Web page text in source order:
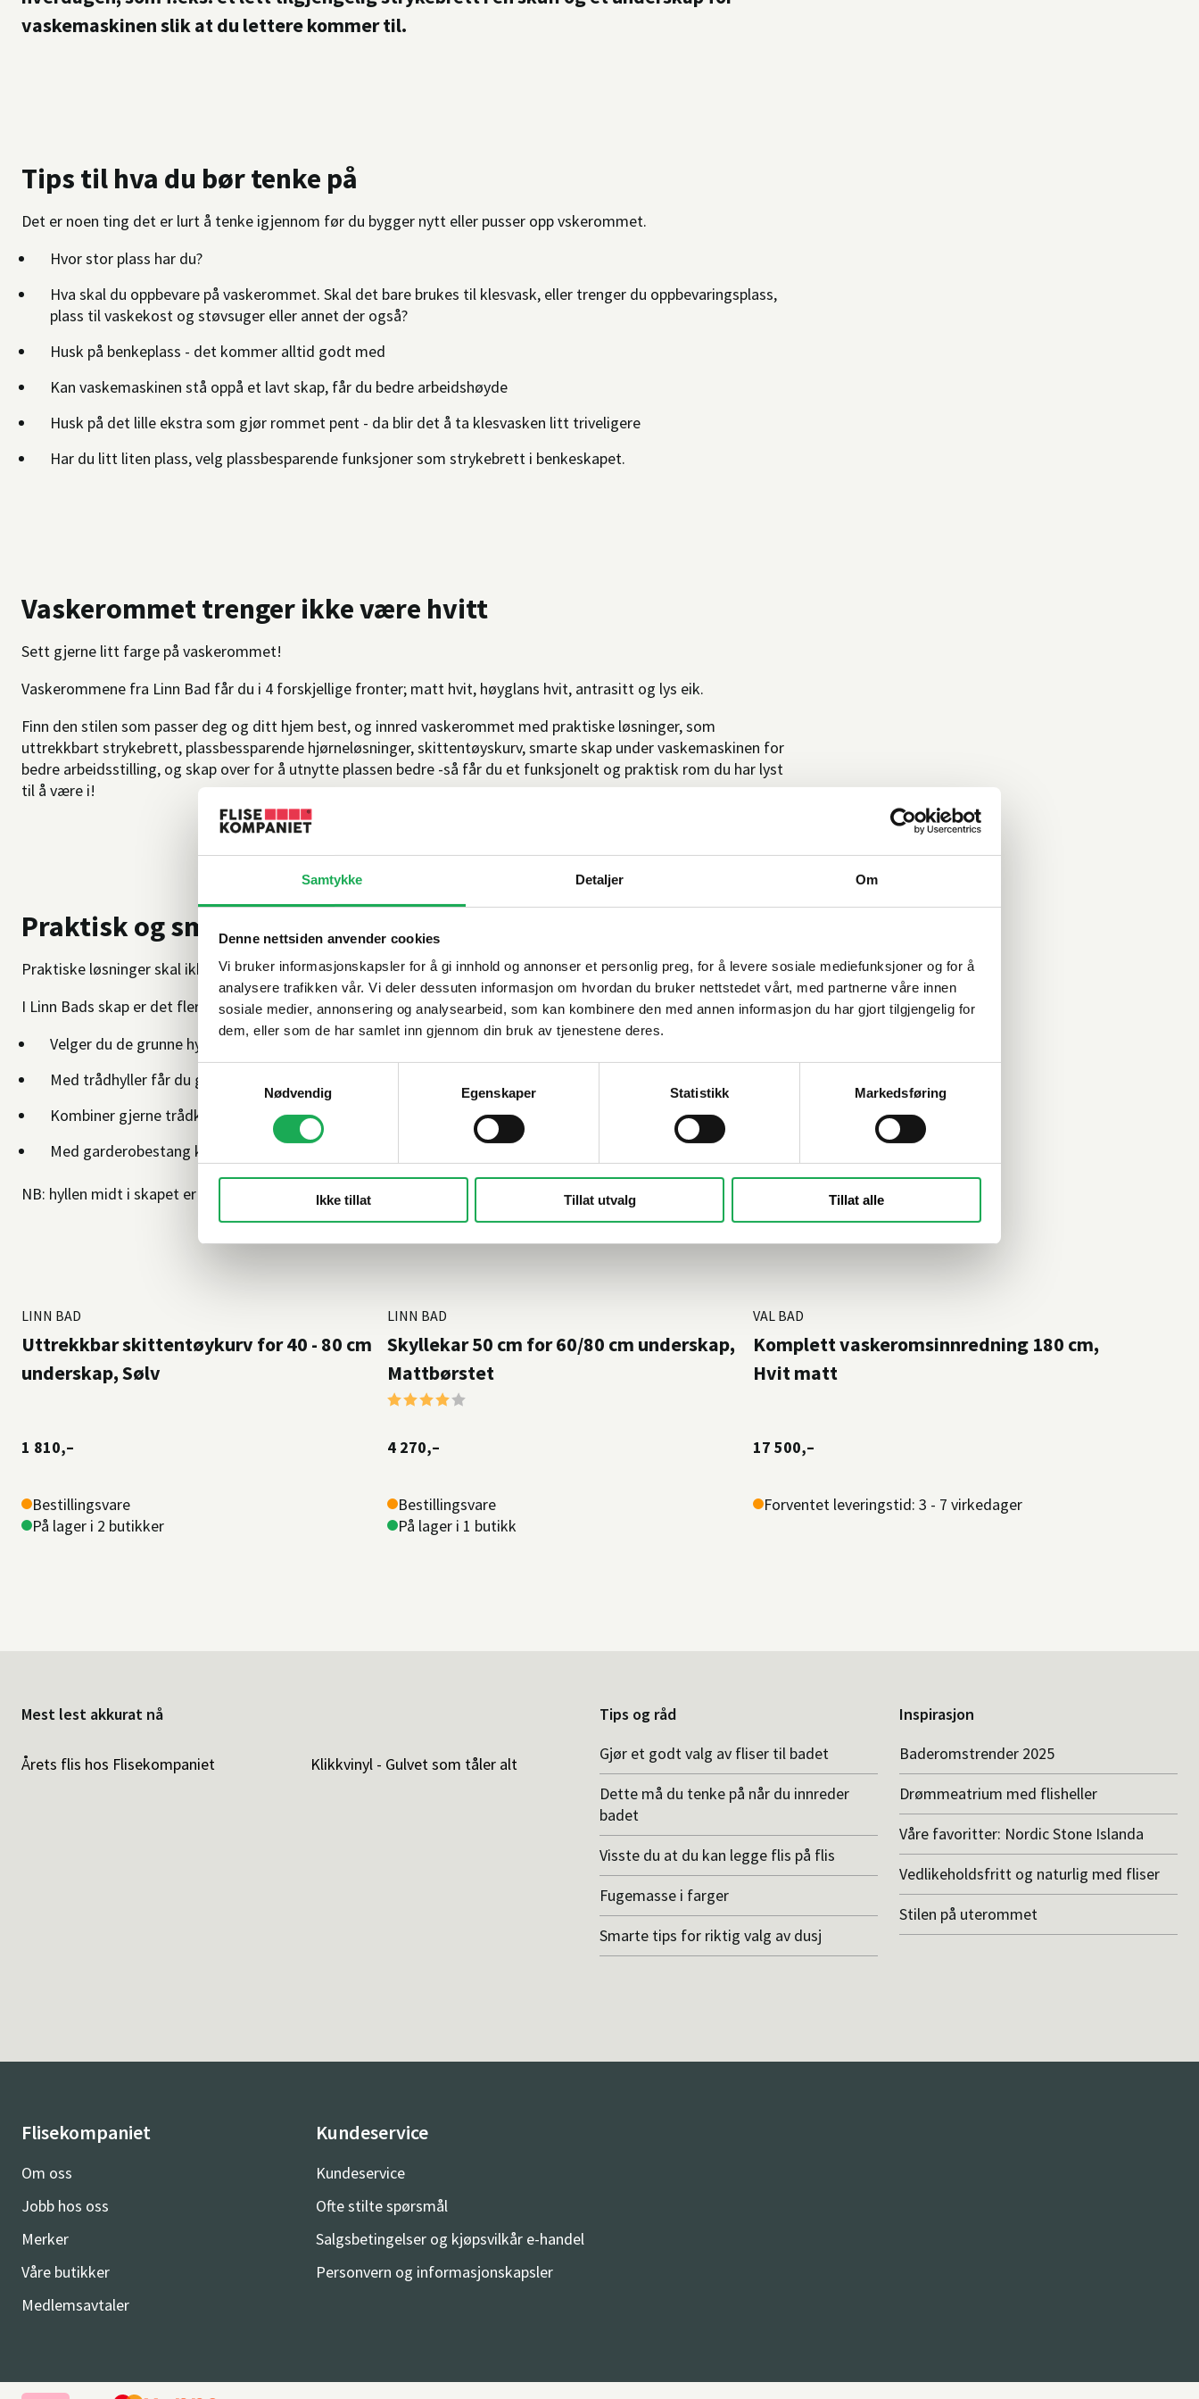
Samtykke Detaljer Om
Denne nettsiden anvender cookies
Vi bruker informasjonskapsler for å gi innhold og annonser et personlig preg, for å levere sosiale mediefunksjoner og for å
analysere trafikken vår. Vi deler dessuten informasjon om hvordan du bruker nettstedet vårt, med partnerne våre innen
sosiale medier, annonsering og analysearbeid, som kan kombinere den med annen informasjon du har gjort tilgjengelig for
dem, eller som de har samlet inn gjennom din bruk av tjenestene deres.
Nødvendig
Egenskaper Statistikk Markedsføring
Ikke tillat Tillat utvalg Tillat alle
vaskemaskinen slik at du lettere kommer til.
Tips til hva du bør tenke på
Det er noen ting det er lurt å tenke igjennom før du bygger nytt eller pusser opp vskerommet.
Hvor stor plass har du?
Hva skal du oppbevare på vaskerommet. Skal det bare brukes til klesvask, eller trenger du oppbevaringsplass,
plass til vaskekost og støvsuger eller annet der også?
Husk på benkeplass - det kommer alltid godt med
Kan vaskemaskinen stå oppå et lavt skap, får du bedre arbeidshøyde
Husk på det lille ekstra som gjør rommet pent - da blir det å ta klesvasken litt triveligere
Har du litt liten plass, velg plassbesparende funksjoner som strykebrett i benkeskapet.
Vaskerommet trenger ikke være hvitt
Sett gjerne litt farge på vaskerommet!
Vaskerommene fra Linn Bad får du i 4 forskjellige fronter; matt hvit, høyglans hvit, antrasitt og lys eik.
Finn den stilen som passer deg og ditt hjem best, og innred vaskerommet med praktiske løsninger, som
uttrekkbart strykebrett, plassbessparende hjørneløsninger, skittentøyskurv, smarte skap under vaskemaskinen for
bedre arbeidsstilling, og skap over for å utnytte plassen bedre -så får du et funksjonelt og praktisk rom du har lyst
til å være i!
Praktisk og smart
Praktiske løsninger skal ikke kun se bra ut, de må også være gjennomtenkte, og fungere.
I Linn Bads skap er det flere innredningsløsninger.
Velger du de grunne hyllene, kan støvsigeren og langkosten få plass i skapet
Med trådhyller får du god oversikt, og lett tilgjengelighet til innholdet
Kombiner gjerne trådkurver og hyller for maks fleksibilitet
Med garderobestang kan du henge opp jakker og andre klær
NB: hyllen midt i skapet er fast, resten kan tilpasses ditt behov.
Uttrekkbar skittentøykurv for 40 - 80 cm
underskap, Sølv
LINN BAD
1 810,–
Bestillingsvare
På lager i 2 butikker
Skyllekar 50 cm for 60/80 cm underskap,
Mattbørstet
Karakter:
LINN BAD
4 270,–
Bestillingsvare
På lager i 1 butikk
Komplett vaskeromsinnredning 180 cm,
Hvit matt
VAL BAD
17 500,–
Forventet leveringstid: 3 - 7 virkedager
Mest lest akkurat nå
Årets flis hos Flisekompaniet Klikkvinyl - Gulvet som tåler alt
Tips og råd
Gjør et godt valg av fliser til badet
Dette må du tenke på når du innreder
badet
Visste du at du kan legge flis på flis
Fugemasse i farger
Smarte tips for riktig valg av dusj
Inspirasjon
Baderomstrender 2025
Drømmeatrium med flisheller
Våre favoritter: Nordic Stone Islanda
Vedlikeholdsfritt og naturlig med fliser
Stilen på uterommet
Flisekompaniet
Om oss
Jobb hos oss
Merker
Våre butikker
Medlemsavtaler
Kundeservice
Kundeservice
Ofte stilte spørsmål
Salgsbetingelser og kjøpsvilkår e-handel
Personvern og informasjonskapsler